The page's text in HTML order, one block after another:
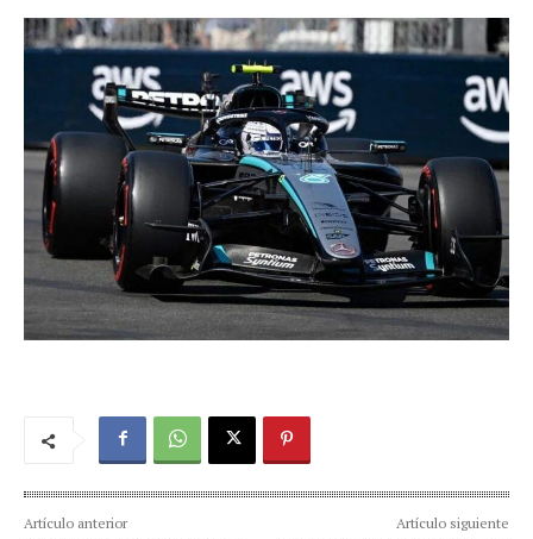
Artículo anterior Artículo siguiente